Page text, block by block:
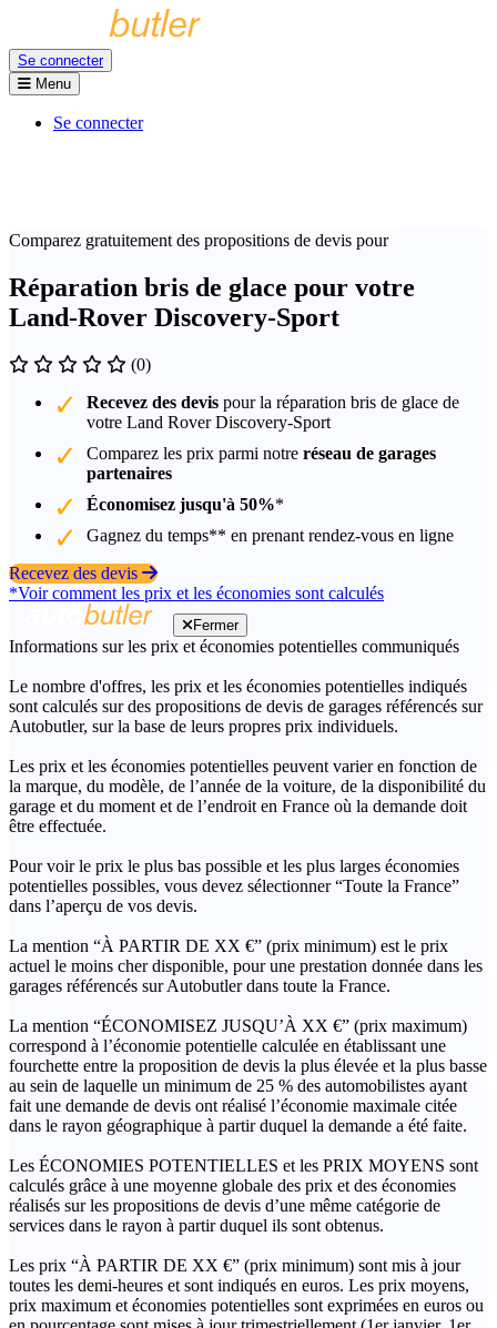
Se connecter
Menu
Se connecter
Comparez gratuitement des propositions de devis pour
Réparation bris de glace pour votre
Land-Rover Discovery-Sport
(0)
Recevez des devis pour la réparation bris de glace de
votre Land Rover Discovery-Sport
Comparez les prix parmi notre réseau de garages
partenaires
Économisez jusqu'à 50%*
Gagnez du temps** en prenant rendez-vous en ligne
Recevez des devis
*Voir comment les prix et les économies sont calculés
Fermer
Informations sur les prix et économies potentielles communiqués
Le nombre d'offres, les prix et les économies potentielles indiqués
sont calculés sur des propositions de devis de garages référencés sur
Autobutler, sur la base de leurs propres prix individuels.
Les prix et les économies potentielles peuvent varier en fonction de
la marque, du modèle, de l’année de la voiture, de la disponibilité du
garage et du moment et de l’endroit en France où la demande doit
être effectuée.
Pour voir le prix le plus bas possible et les plus larges économies
potentielles possibles, vous devez sélectionner “Toute la France”
dans l’aperçu de vos devis.
La mention “À PARTIR DE XX €” (prix minimum) est le prix
actuel le moins cher disponible, pour une prestation donnée dans les
garages référencés sur Autobutler dans toute la France.
La mention “ÉCONOMISEZ JUSQU’À XX €” (prix maximum)
correspond à l’économie potentielle calculée en établissant une
fourchette entre la proposition de devis la plus élevée et la plus basse
au sein de laquelle un minimum de 25 % des automobilistes ayant
fait une demande de devis ont réalisé l’économie maximale citée
dans le rayon géographique à partir duquel la demande a été faite.
Les ÉCONOMIES POTENTIELLES et les PRIX MOYENS sont
calculés grâce à une moyenne globale des prix et des économies
réalisés sur les propositions de devis d’une même catégorie de
services dans le rayon à partir duquel ils sont obtenus.
Les prix “À PARTIR DE XX €” (prix minimum) sont mis à jour
toutes les demi-heures et sont indiqués en euros. Les prix moyens,
prix maximum et économies potentielles sont exprimées en euros ou